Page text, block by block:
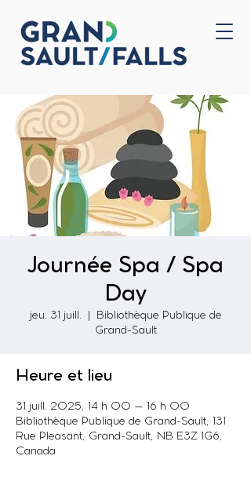
Accueil
Journée Spa / Spa
Day
jeu. 31 juill.
Bibliothèque Publique de
Grand-Sault
Heure et lieu
31 juill. 2025, 14 h 00 – 16 h 00
Bibliothèque Publique de Grand-Sault, 131
Rue Pleasant, Grand-Sault, NB E3Z 1G6,
Canada